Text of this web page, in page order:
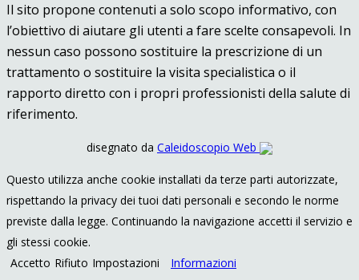
Il sito propone contenuti a solo scopo informativo, con
l’obiettivo di aiutare gli utenti a fare scelte consapevoli. In
nessun caso possono sostituire la prescrizione di un
trattamento o sostituire la visita specialistica o il
rapporto diretto con i propri professionisti della salute di
riferimento.
disegnato da Caleidoscopio Web
Questo utilizza anche cookie installati da terze parti autorizzate,
rispettando la privacy dei tuoi dati personali e secondo le norme
previste dalla legge. Continuando la navigazione accetti il servizio e
gli stessi cookie.
Accetto Rifiuto Impostazioni Informazioni